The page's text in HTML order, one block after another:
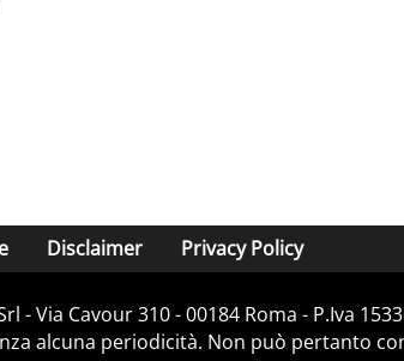
Disclaimer Privacy Policy
Via Cavour 310 - 00184 Roma - P.Iva
alcuna periodicità. Non può pertanto